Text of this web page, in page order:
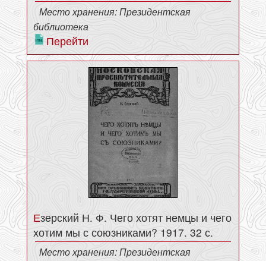
Место хранения: Президентская
библиотека
Перейти
Езерский Н. Ф. Чего хотят немцы и чего
хотим мы с союзниками? 1917. 32 с.
Место хранения: Президентская